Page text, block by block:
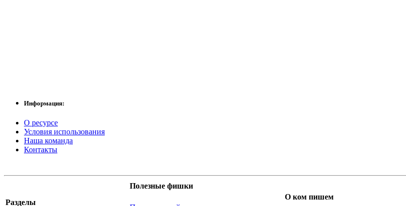
Информация:
О ресурсе
Условия использования
Наша команда
Контакты
Разделы
Полезные фишки
О ком пишем